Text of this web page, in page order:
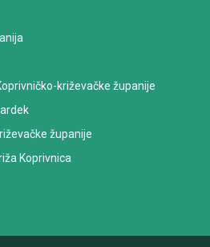
križevačke županije
županije
Koprivnica